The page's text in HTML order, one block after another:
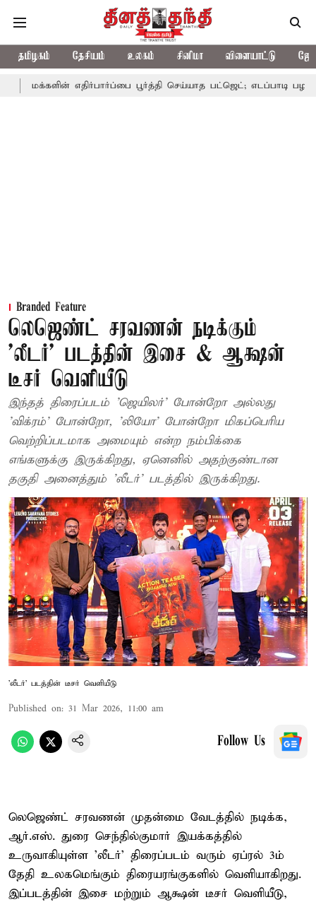
தமிழகம் தேசியம் உலகம் சினிமா விளையாட்டு
எதிர்பார்ப்பை பூர்த்தி செய்யாத பட்ஜெட்; எடப்பாடி பழனிசாமி
Branded Feature
லெஜெண்ட் சரவணன் நடிக்கும்
'லீடர்' படத்தின் இசை & ஆக்ஷ‌ன்
டீசர் வெளியீடு
இந்தத் திரைப்படம் 'ஜெயிலர்' போன்றோ அல்லது
'விக்ரம்' போன்றோ, 'லியோ' போன்றோ மிகப்பெரிய
வெற்றிப்படமாக அமையும் என்ற நம்பிக்கை
எங்களுக்கு இருக்கிறது, ஏனெனில் அதற்குண்டான
தகுதி அனைத்தும் 'லீடர்' படத்தில் இருக்கிறது.
'லீடர்' படத்தின் டீசர் வெளியீடு
Published on: 31 Mar 2026, 11:00 am
Follow Us
லெஜெண்ட் சரவணன் முதன்மை வேடத்தில் நடிக்க,
ஆர்.எஸ். துரை செந்தில்குமார் இயக்கத்தில்
உருவாகியுள்ள 'லீடர்' திரைப்படம் வரும் ஏப்ரல் 3ம்
தேதி உலகமெங்கும் திரையரங்குகளில் வெளியாகிறது.
இப்படத்தின் இசை மற்றும் ஆக்ஷ‌ன் டீசர் வெளியீடு,